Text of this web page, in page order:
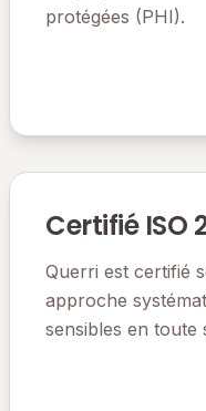
protégées (PHI).
Certifié ISO
Querri est certifié
approche
sensibles en toute